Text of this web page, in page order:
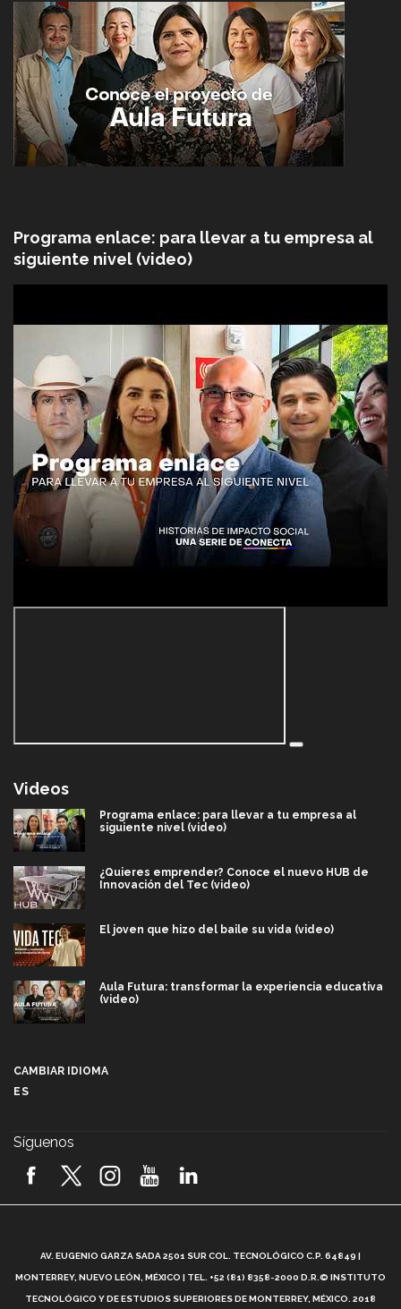
Programa enlace: para llevar a tu empresa al
siguiente nivel (video)
Videos
Programa enlace: para llevar a tu empresa al
siguiente nivel (video)
¿Quieres emprender? Conoce el nuevo HUB de
Innovación del Tec (video)
El joven que hizo del baile su vida (video)
Aula Futura: transformar la experiencia educativa
(video)
2026! (video)
¿Cómo es el Modelo Educativo Tec? (video)
CAMBIAR IDIOMA
ES
Síguenos
AV. EUGENIO GARZA SADA 2501 SUR COL. TECNOLÓGICO C.P. 64849 |
MONTERREY, NUEVO LEÓN, MÉXICO | TEL. +52 (81) 8358-2000 D.R.© INSTITUTO
TECNOLÓGICO Y DE ESTUDIOS SUPERIORES DE MONTERREY, MÉXICO. 2018